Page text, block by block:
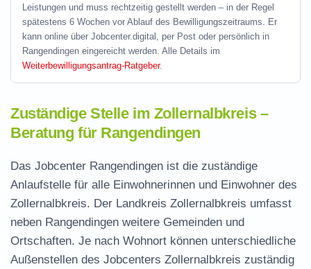
Leistungen und muss rechtzeitig gestellt werden – in der Regel
spätestens 6 Wochen vor Ablauf des Bewilligungszeitraums. Er
kann online über Jobcenter.digital, per Post oder persönlich in
Rangendingen eingereicht werden. Alle Details im
Weiterbewilligungsantrag-Ratgeber.
Zuständige Stelle im Zollernalbkreis –
Beratung für Rangendingen
Das Jobcenter Rangendingen ist die zuständige
Anlaufstelle für alle Einwohnerinnen und Einwohner des
Zollernalbkreis. Der Landkreis Zollernalbkreis umfasst
neben Rangendingen weitere Gemeinden und
Ortschaften. Je nach Wohnort können unterschiedliche
Außenstellen des Jobcenters Zollernalbkreis zuständig